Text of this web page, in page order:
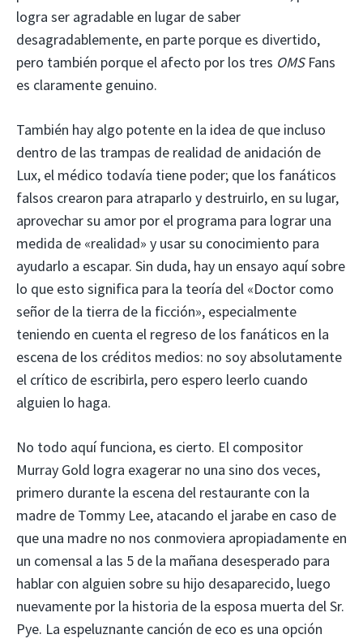
logra ser agradable en lugar de saber
desagradablemente, en parte porque es divertido,
pero también porque el afecto por los tres OMS Fans
es claramente genuino.
También hay algo potente en la idea de que incluso
dentro de las trampas de realidad de anidación de
Lux, el médico todavía tiene poder; que los fanáticos
falsos crearon para atraparlo y destruirlo, en su lugar,
aprovechar su amor por el programa para lograr una
medida de «realidad» y usar su conocimiento para
ayudarlo a escapar. Sin duda, hay un ensayo aquí sobre
lo que esto significa para la teoría del «Doctor como
señor de la tierra de la ficción», especialmente
teniendo en cuenta el regreso de los fanáticos en la
escena de los créditos medios: no soy absolutamente
el crítico de escribirla, pero espero leerlo cuando
alguien lo haga.
No todo aquí funciona, es cierto. El compositor
Murray Gold logra exagerar no una sino dos veces,
primero durante la escena del restaurante con la
madre de Tommy Lee, atacando el jarabe en caso de
que una madre no nos conmoviera apropiadamente en
un comensal a las 5 de la mañana desesperado para
hablar con alguien sobre su hijo desaparecido, luego
nuevamente por la historia de la esposa muerta del Sr.
Pye. La espeluznante canción de eco es una opción